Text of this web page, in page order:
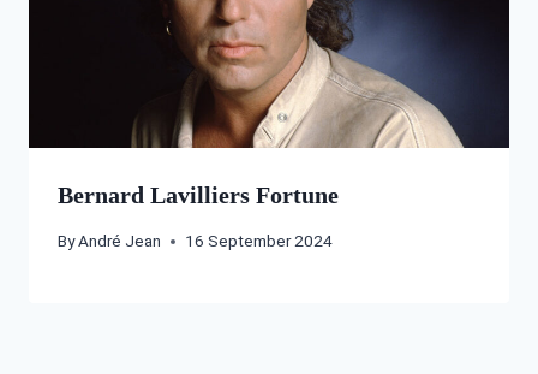
Bernard Lavilliers Fortune
ByAndré Jean 16 September 2024